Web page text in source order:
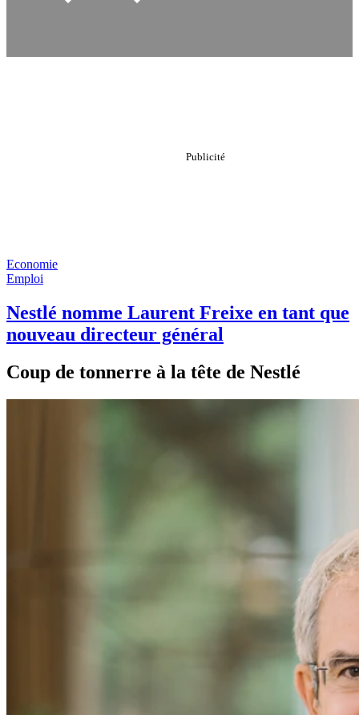
Economie
Emploi
Nestlé nomme Laurent Freixe en tant que
nouveau directeur général
Coup de tonnerre à la tête de Nestlé